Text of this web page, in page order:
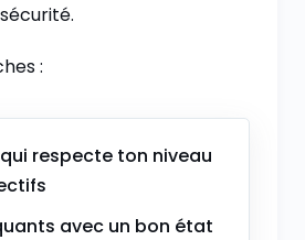
:
respecte ton niveau
avec un bon état